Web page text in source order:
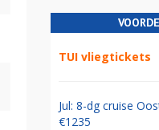
TUI vliegtickets
Jul: 8-dg cruise
€1235